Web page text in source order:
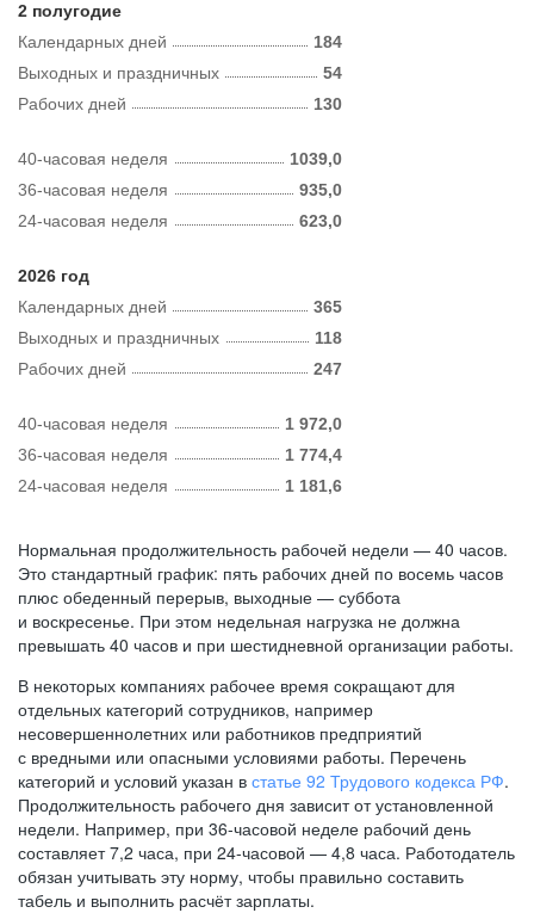
2 полугодие
Календарных дней
184
Рабочих дней 130
Выходных и праздничных 54
40-часовая неделя
1039,0
36-часовая неделя
935,0
24-часовая неделя
623,0
2026 год
Календарных дней
365
Рабочих дней 247
Выходных и праздничных 118
40-часовая неделя
1 972,0
36-часовая неделя
1 774,4
24-часовая неделя
1 181,6
Нормальная продолжительность рабочей недели — 40 часов.
Это стандартный график: пять рабочих дней по восемь часов
плюс обеденный перерыв, выходные — суббота
и воскресенье. При этом недельная нагрузка не должна
превышать 40 часов и при шестидневной организации работы.
В некоторых компаниях рабочее время сокращают для
отдельных категорий сотрудников, например
несовершеннолетних или работников предприятий
с вредными или опасными условиями работы. Перечень
категорий и условий указан в статье 92 Трудового кодекса РФ.
Продолжительность рабочего дня зависит от установленной
недели. Например, при 36-часовой неделе рабочий день
составляет 7,2 часа, при 24-часовой — 4,8 часа. Работодатель
обязан учитывать эту норму, чтобы правильно составить
табель и выполнить расчёт зарплаты.